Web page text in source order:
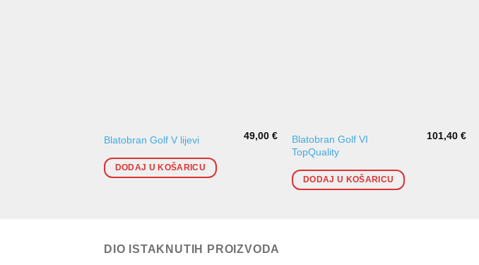
Blatobran Golf V lijevi 49,00€
DODAJ U KOŠARICU
Blatobran Golf VI
TopQuality
101,40 €
DODAJ U KOŠARICU
DIO ISTAKNUTIH PROIZVODA